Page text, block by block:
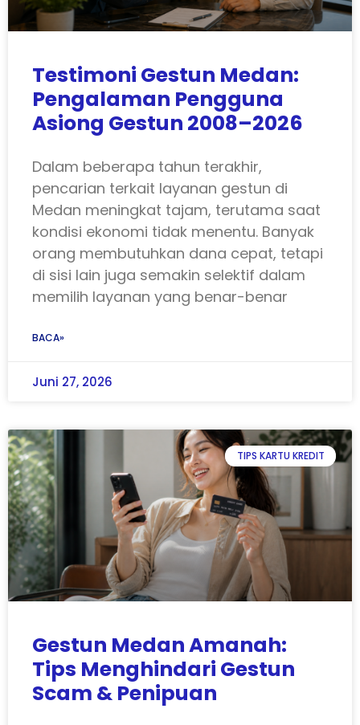
Testimoni Gestun Medan:
Pengalaman Pengguna
Asiong Gestun 2008–2026
Dalam beberapa tahun terakhir,
pencarian terkait layanan gestun di
Medan meningkat tajam, terutama saat
kondisi ekonomi tidak menentu. Banyak
orang membutuhkan dana cepat, tetapi
di sisi lain juga semakin selektif dalam
memilih layanan yang benar-benar
BACA»
Juni 27, 2026
TIPS KARTU KREDIT
Gestun Medan Amanah:
Tips Menghindari Gestun
Scam & Penipuan